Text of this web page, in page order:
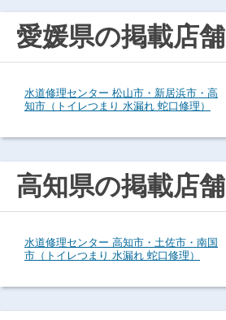
愛媛県の掲載店舗
水道修理センター 松山市・新居浜市・高
知市（トイレつまり 水漏れ 蛇口修理）
高知県の掲載店舗
水道修理センター 高知市・土佐市・南国
市（トイレつまり 水漏れ 蛇口修理）